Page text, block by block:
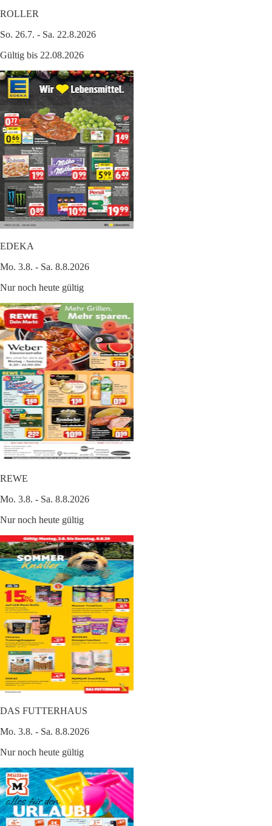
ROLLER
So. 26.7. - Sa. 22.8.2026
Gültig bis 22.08.2026
EDEKA
Mo. 3.8. - Sa. 8.8.2026
Nur noch heute gültig
REWE
Mo. 3.8. - Sa. 8.8.2026
Nur noch heute gültig
DAS FUTTERHAUS
Mo. 3.8. - Sa. 8.8.2026
Nur noch heute gültig